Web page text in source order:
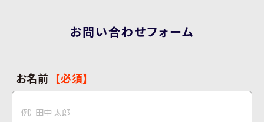
お問い合わせフォーム
お名前 【必須】